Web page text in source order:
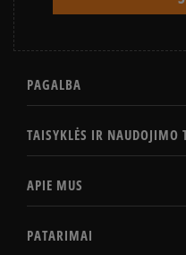
PAGALBA
TAISYKLĖS IR NAUDOJIMO
APIE MUS
PATARIMAI